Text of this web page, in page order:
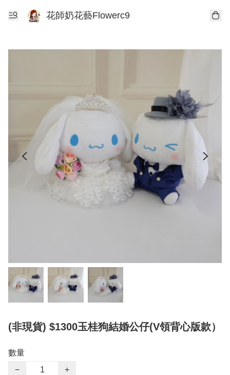
花師奶花藝Flowerc9
(非現貨) $1300玉桂狗結婚公仔(V領背心版款）
數量
−
+